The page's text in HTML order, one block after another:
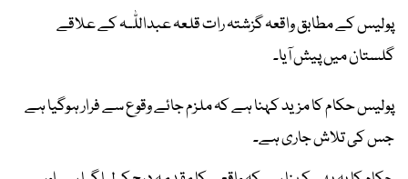
پولیس کے مطابق واقعہ گزشتہ رات قلعہ عبداللّٰـہ کے علاقے
گلستان میں پیش آیا۔
پولیس حکام کا مزید کہنا ہے کہ ملزم جائے وقوع سے فرار ہوگیا ہے
جس کی تلاش جاری ہے۔